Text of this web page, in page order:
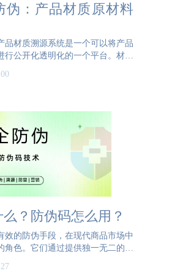
伪：产品材质原材料
品材质溯源系统是一个可以将产品
行公开化透明化的一个平台。材质
的材质材料从源头到最终成品的全
？防伪码怎么用？
效的防伪手段，在现代商品市场中
角色。它们通过提供独一无二的商
理的详细介绍。首先，防伪码是由